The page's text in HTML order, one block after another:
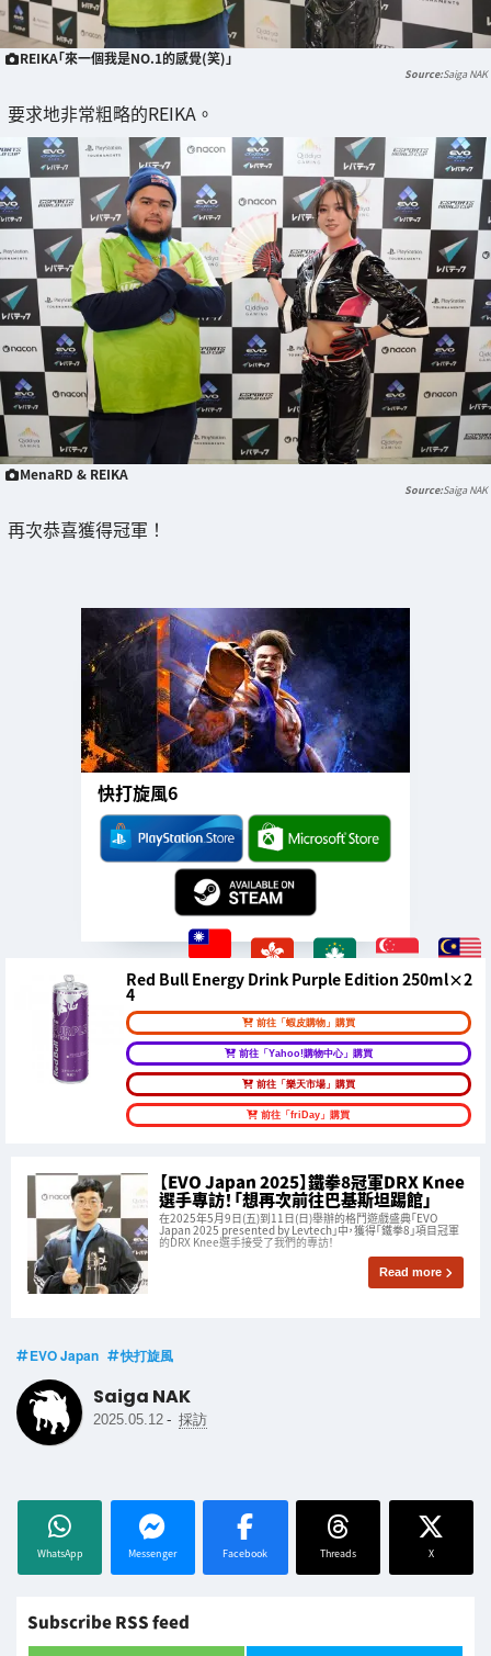
REIKA「來一個我是NO.1的感覺(笑)」
Saiga NAK
要求地非常粗略的REIKA。
MenaRD & REIKA
Saiga NAK
再次恭喜獲得冠軍！
快打旋風6
Red Bull Energy Drink Purple Edition 250ml×2
4
前往「蝦皮購物」購買
前往「Yahoo!購物中心」購買
前往「樂天市場」購買
前往「friDay」購買
【EVO Japan 2025】鐵拳8冠軍DRX Knee
選手專訪！「想再次前往巴基斯坦踢館」
在2025年5月9日(五)到11日(日)舉辦的格鬥遊戲盛典「EVO
Japan 2025 presented by Levtech」中，獲得「鐵拳8」項目冠軍
的DRX Knee選手接受了我們的專訪！
Read more
EVO Japan 快打旋風
Saiga NAK
2025.05.12 - 採訪
WhatsApp Messenger Facebook Threads X
Subscribe RSS feed